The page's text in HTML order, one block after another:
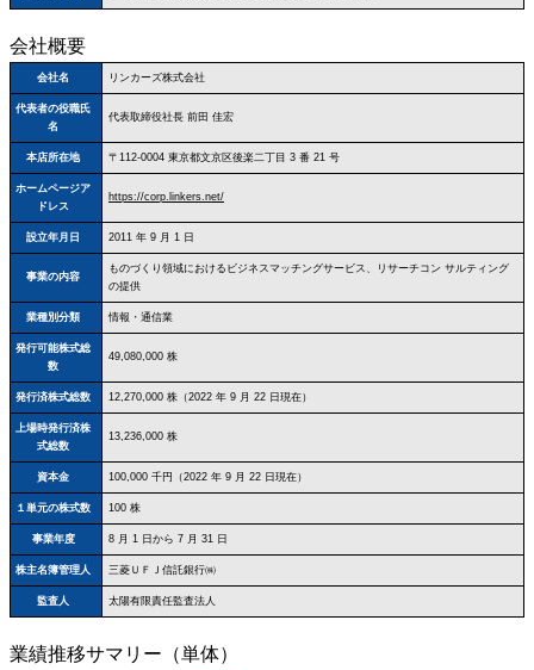
会社概要
会社名 リンカーズ株式会社
代表者の役職氏
名
代表取締役社長 前田 佳宏
本店所在地 〒112‐0004 東京都文京区後楽二丁目 3 番 21 号
ホームページア
ドレス
https://corp.linkers.net/
設立年月日 2011 年 9 月 1 日
事業の内容
ものづくり領域におけるビジネスマッチングサービス、リサーチコン サルティング
の提供
業種別分類 情報・通信業
発行可能株式総
数
49,080,000 株
発行済株式総数 12,270,000 株（2022 年 9 月 22 日現在）
上場時発行済株
式総数
13,236,000 株
資本金 100,000 千円（2022 年 9 月 22 日現在）
１単元の株式数 100 株
事業年度 8 月 1 日から 7 月 31 日
株主名簿管理人 三菱ＵＦＪ信託銀行㈱
監査人 太陽有限責任監査法人
業績推移サマリー（単体）